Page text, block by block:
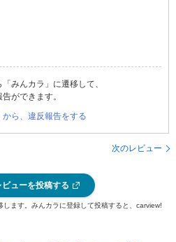
みんカラ」に遷移して、
ができます。
から、違反報告をする
次のレビュー
ューを投稿する
ます。みんカラに登録して投稿すると、carview!